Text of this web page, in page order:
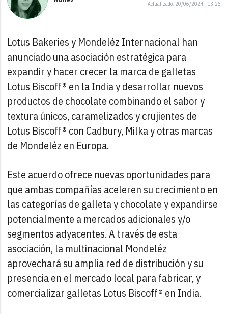
Actualizado: 20/06/2024 · 13:26
Lotus Bakeries y Mondeléz Internacional han
anunciado una asociación estratégica para
expandir y hacer crecer la marca de galletas
Lotus Biscoff® en la India y desarrollar nuevos
productos de chocolate combinando el sabor y
textura únicos, caramelizados y crujientes de
Lotus Biscoff® con Cadbury, Milka y otras marcas
de Mondeléz en Europa.
Este acuerdo ofrece nuevas oportunidades para
que ambas compañías aceleren su crecimiento en
las categorías de galleta y chocolate y expandirse
potencialmente a mercados adicionales y/o
segmentos adyacentes. A través de esta
asociación, la multinacional Mondeléz
aprovechará su amplia red de distribución y su
presencia en el mercado local para fabricar, y
comercializar galletas Lotus Biscoff® en India.